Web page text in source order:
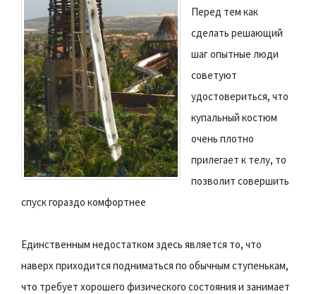
Перед тем как
сделать решающий
шаг опытные люди
советуют
удостовериться, что
купальный костюм
очень плотно
прилегает к телу, то
позволит совершить
спуск гораздо комфортнее
Единственным недостатком здесь является то, что
наверх приходится подниматься по обычным ступенькам,
что требует хорошего физического состояния и занимает